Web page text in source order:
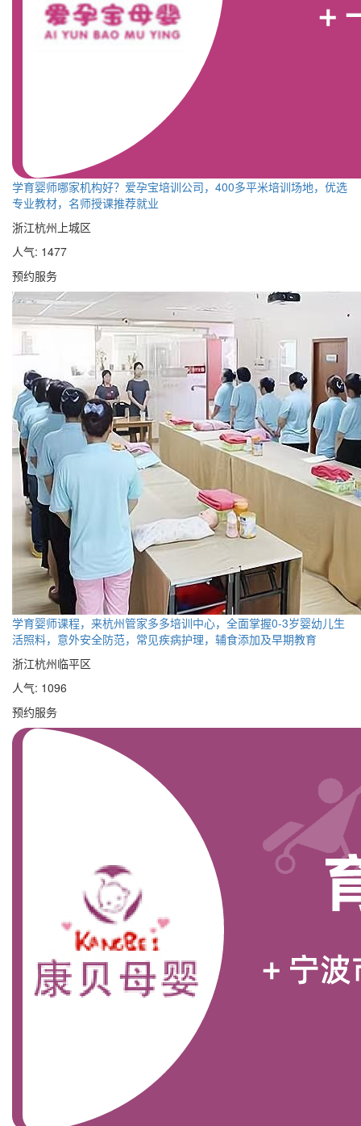
学育婴师哪家机构好？爱孕宝培训公司，400多平米培训场地，优选
专业教材，名师授课推荐就业
浙江杭州上城区
人气: 1477
预约服务
学育婴师课程，来杭州管家多多培训中心，全面掌握0-3岁婴幼儿生
活照料，意外安全防范，常见疾病护理，辅食添加及早期教育
浙江杭州临平区
人气: 1096
预约服务